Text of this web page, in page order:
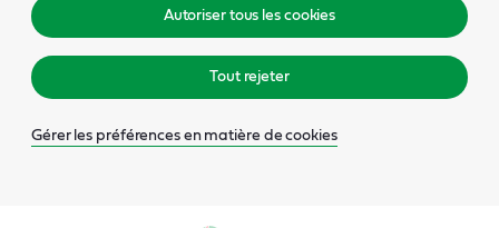
Autoriser tous les cookies
Tout rejeter
Gérer les préférences en matière de cookies